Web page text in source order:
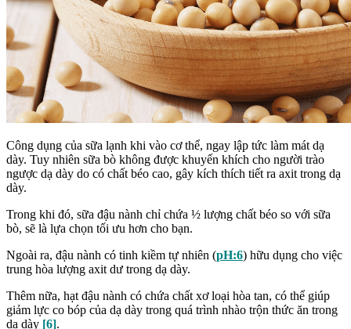
Công dụng của sữa lạnh khi vào cơ thể, ngay lập tức làm mát dạ
dày. Tuy nhiên sữa bò không được khuyến khích cho người trào
ngược dạ dày do có chất béo cao, gây kích thích tiết ra axit trong dạ
dày.
Trong khi đó, sữa đậu nành chỉ chứa ½ lượng chất béo so với sữa
bò, sẽ là lựa chọn tối ưu hơn cho bạn.
Ngoài ra, đậu nành có tinh kiềm tự nhiên (pH:6) hữu dụng cho việc
trung hòa lượng axit dư trong dạ dày.
Thêm nữa, hạt đậu nành có chứa chất xơ loại hòa tan, có thể giúp
giảm lực co bóp của dạ dày trong quá trình nhào trộn thức ăn trong
dạ dày [6].